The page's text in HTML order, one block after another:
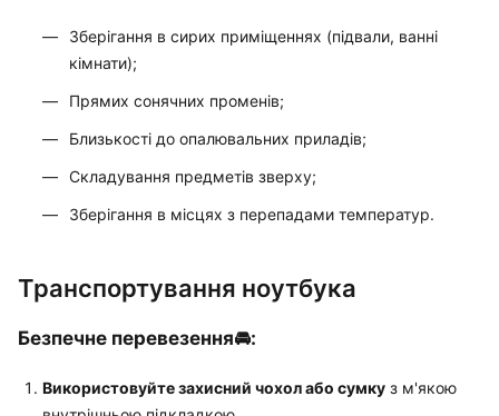
Зберігання в сирих приміщеннях (підвали, ванні
кімнати);
Прямих сонячних променів;
Близькості до опалювальних приладів;
Складування предметів зверху;
Зберігання в місцях з перепадами температур.
Транспортування ноутбука
Безпечне перевезення🚘:
Використовуйте захисний чохол або сумку з м'якою